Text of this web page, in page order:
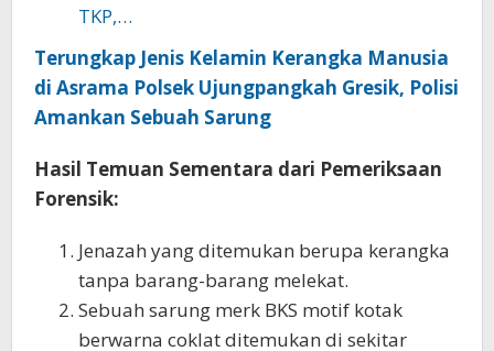
TKP,…
Terungkap Jenis Kelamin Kerangka Manusia
di Asrama Polsek Ujungpangkah Gresik, Polisi
Amankan Sebuah Sarung
Hasil Temuan Sementara dari Pemeriksaan
Forensik:
Jenazah yang ditemukan berupa kerangka
tanpa barang-barang melekat.
Sebuah sarung merk BKS motif kotak
berwarna coklat ditemukan di sekitar